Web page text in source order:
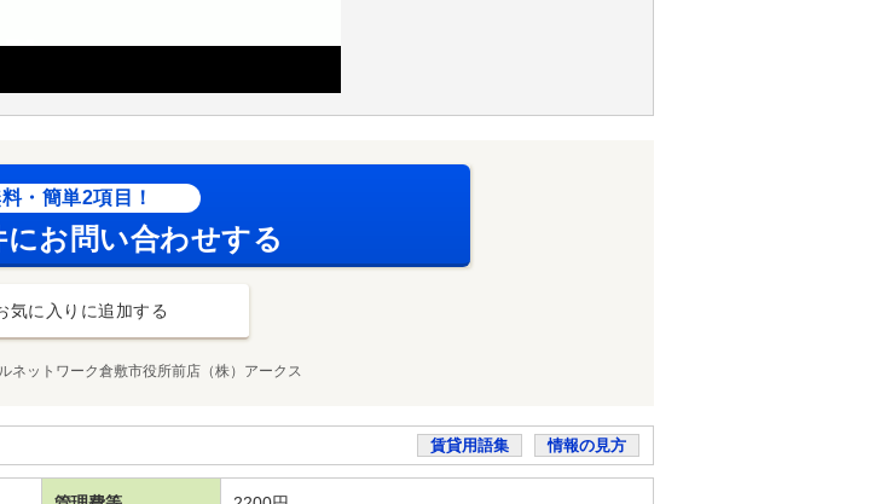
・簡単2項目！
にお問い合わせする
気に入りに追加する
ネットワーク倉敷市役所前店（株）アークス
賃貸用語集 情報の見方